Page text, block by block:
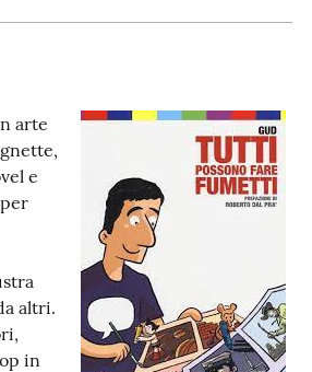
arte
e
altri.
in